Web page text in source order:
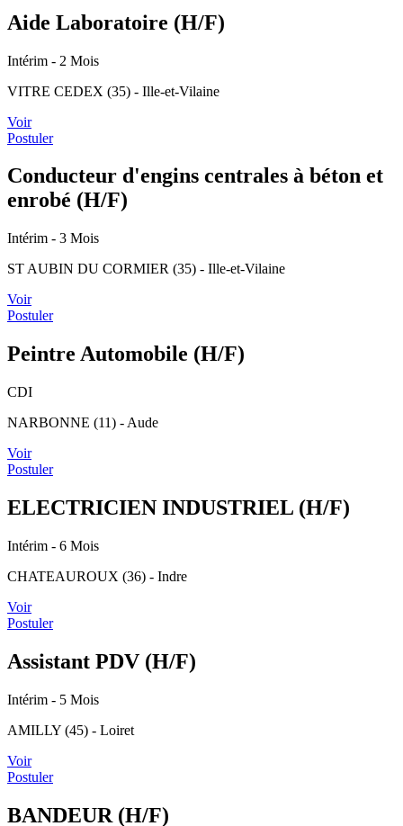
Aide Laboratoire (H/F)
Intérim - 2 Mois
VITRE CEDEX (35) - Ille-et-Vilaine
Voir
Postuler
Conducteur d'engins centrales à béton et
enrobé (H/F)
Intérim - 3 Mois
ST AUBIN DU CORMIER (35) - Ille-et-Vilaine
Voir
Postuler
Peintre Automobile (H/F)
CDI
NARBONNE (11) - Aude
Voir
Postuler
ELECTRICIEN INDUSTRIEL (H/F)
Intérim - 6 Mois
CHATEAUROUX (36) - Indre
Voir
Postuler
Assistant PDV (H/F)
Intérim - 5 Mois
AMILLY (45) - Loiret
Voir
Postuler
BANDEUR (H/F)